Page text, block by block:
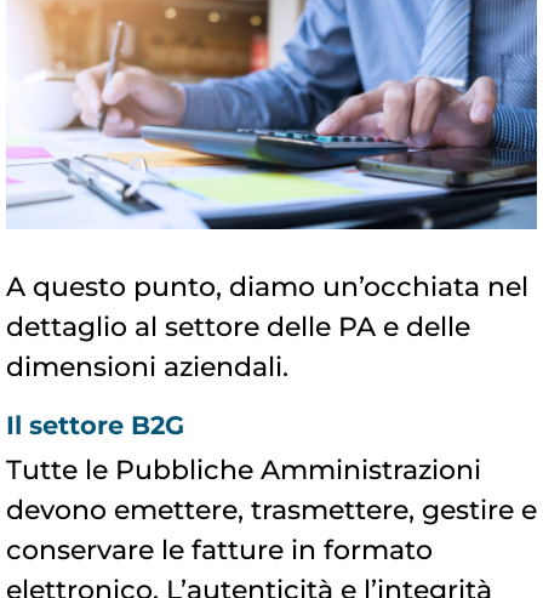
A questo punto, diamo un’occhiata nel
dettaglio al settore delle PA e delle
dimensioni aziendali.
Il settore B2G
Tutte le Pubbliche Amministrazioni
devono emettere, trasmettere, gestire e
conservare le fatture in formato
elettronico. L’autenticità e l’integrità